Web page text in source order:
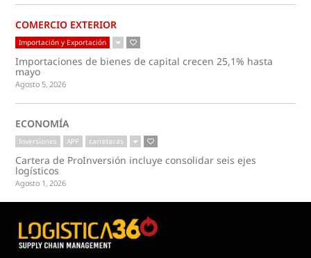
COMERCIO EXTERIOR
Importación y Exportación
Importaciones de bienes de capital crecen 25,1% hasta
mayo
Agosto 5, 2026
ECONOMÍA
Inversiones APP carreteras
Cartera de ProInversión incluye consolidar seis ejes
logísticos
Agosto 1, 2026